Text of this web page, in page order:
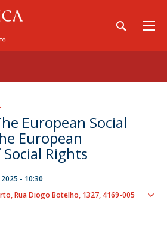
European Social
European
Rights
- 10:30
Rua Diogo Botelho, 1327 4169-005